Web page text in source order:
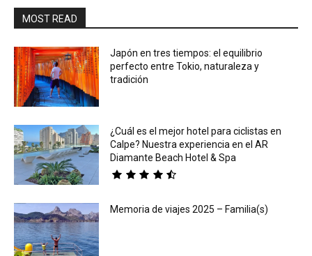
MOST READ
Japón en tres tiempos: el equilibrio
perfecto entre Tokio, naturaleza y
tradición
¿Cuál es el mejor hotel para ciclistas en
Calpe? Nuestra experiencia en el AR
Diamante Beach Hotel & Spa
Memoria de viajes 2025 – Familia(s)